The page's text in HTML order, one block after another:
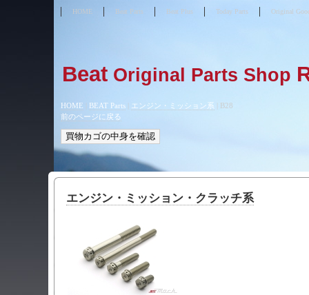
HOME Beat Parts Beat Plus Today Parts Original
BeatOriginal Parts Shop
HOME BEAT Parts| エンジン・ミッション系
B28
前のページに戻る
エンジン・ミッション・クラッチ系